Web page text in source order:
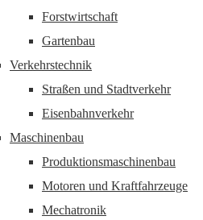
Forstwirtschaft
Gartenbau
Verkehrstechnik
Straßen und Stadtverkehr
Eisenbahnverkehr
Maschinenbau
Produktionsmaschinenbau
Motoren und Kraftfahrzeuge
Mechatronik